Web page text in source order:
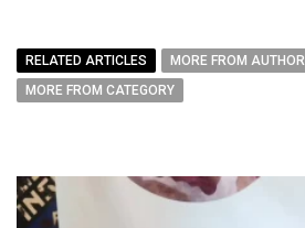
RELATED ARTICLES
MORE FROM AUTHOR
MORE FROM CATEGORY